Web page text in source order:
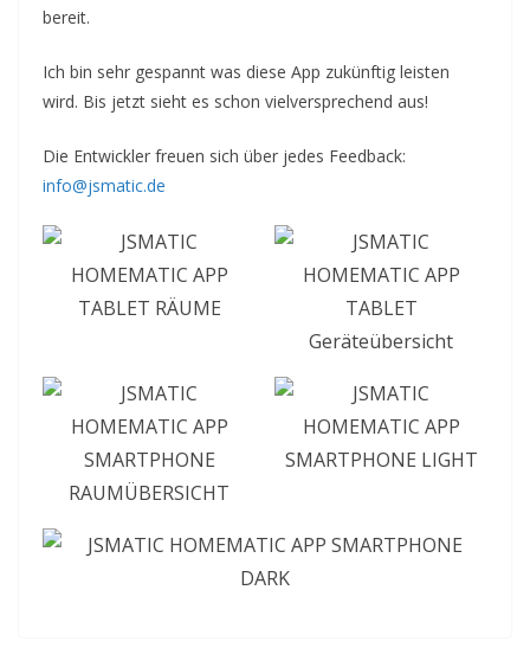
bereit.
Ich bin sehr gespannt was diese App zukünftig leisten
wird. Bis jetzt sieht es schon vielversprechend aus!
Die Entwickler freuen sich über jedes Feedback:
info@jsmatic.de